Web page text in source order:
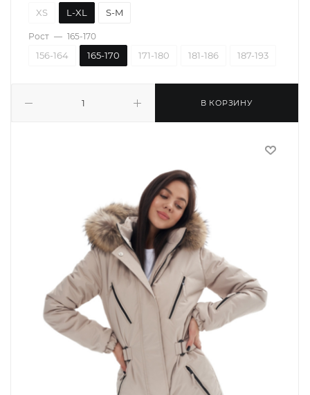
В КОРЗИНУ
XS L-XL S-M
Рост — 165-170
156-164 165-170 171-180 181-186 187-193